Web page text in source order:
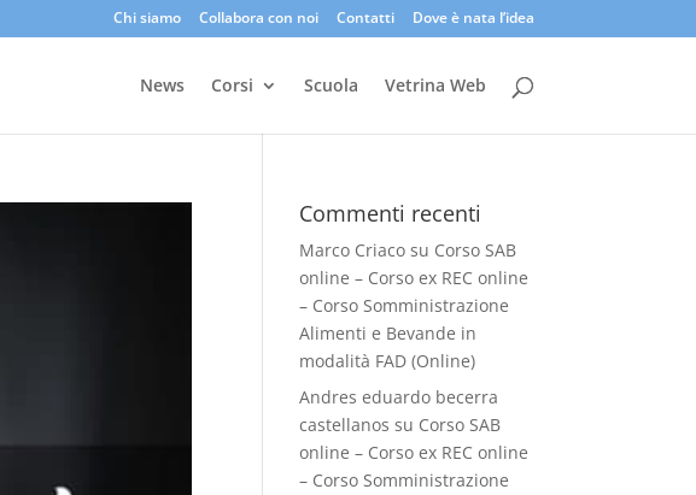
Chi siamo Collabora con noi Contatti Dove è nata l’idea
News Corsi Scuola Vetrina Web
Commenti recenti
Marco Criaco su Corso SAB
online – Corso ex REC online
– Corso Somministrazione
Alimenti e Bevande in
modalità FAD (Online)
Andres eduardo becerra
castellanos su Corso SAB
online – Corso ex REC online
– Corso Somministrazione